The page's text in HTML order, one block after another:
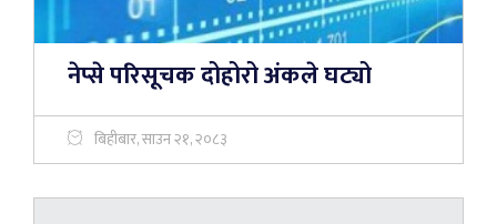
नेप्से परिसूचक दोहोरो अंकले घट्यो
बिहीबार, साउन २१, २०८३